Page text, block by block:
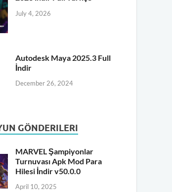
July 4, 2026
Autodesk Maya 2025.3 Full
İndir
December 26, 2024
GÖNDERILERI
MARVEL Şampiyonlar
Turnuvası Apk Mod Para
Hilesi İndir v50.0.0
April 10, 2025